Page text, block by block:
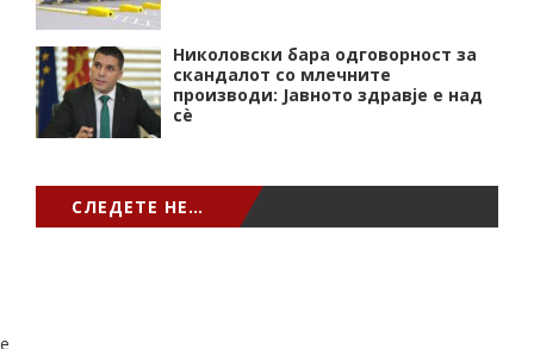
Николовски бара одговорност за
скандалот со млечните
производи: Јавното здравје е над
сѐ
СЛЕДЕТЕ НЕ…
e